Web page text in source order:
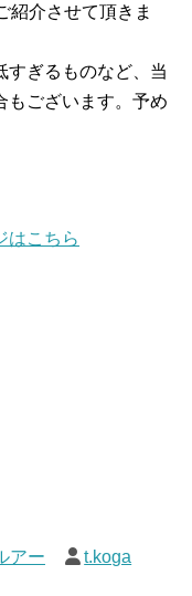
紹介させて頂きま
すぎるものなど、当
もございます。予め
はこちら
アー t.koga